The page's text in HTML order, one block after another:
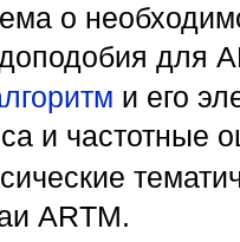
о
для
и его
и частотные
ARTM.